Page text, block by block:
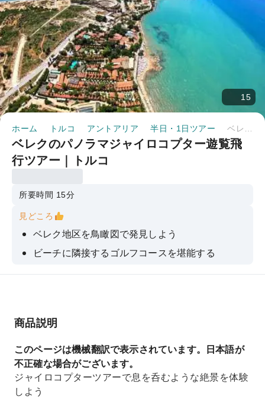
15
ホーム トルコ アントアリア 半日・1日ツアー
ベレクのパノラマジャイロコプター遊覧飛
行ツアー｜トルコ
所要時間 15分
見どころ
ベレク地区を鳥瞰図で発見しよう
ビーチに隣接するゴルフコースを堪能する
オープンコックピットのジャイロコプターで究極
商品説明
このページは機械翻訳で表示されています。日本語が
不正確な場合がございます。
ジャイロコプターツアーで息を呑むような絶景を体験
しよう